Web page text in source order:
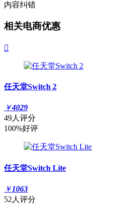
内容纠错
相关电商优惠

任天堂Switch 2
￥4029
49人评分
100%好评
任天堂Switch Lite
￥1063
52人评分